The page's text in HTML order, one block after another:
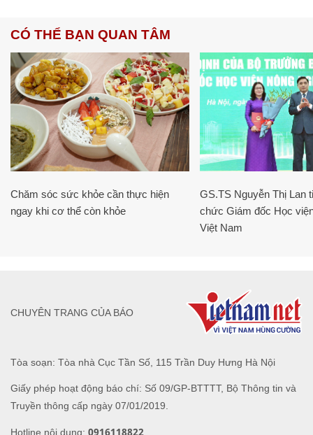
CÓ THỂ BẠN QUAN TÂM
Chăm sóc sức khỏe cần thực hiện
ngay khi cơ thể còn khỏe
GS.TS Nguyễn Thị Lan
chức Giám đốc Học
Việt Nam
Tòa soạn: Tòa nhà Cục Tần Số, 115 Trần Duy Hưng Hà Nội
Giấy phép hoạt động báo chí: Số 09/GP-BTTTT, Bộ Thông tin và
Truyền thông cấp ngày 07/01/2019.
Hotline nội dung: 0916118822
CHUYÊN TRANG CỦA BÁO